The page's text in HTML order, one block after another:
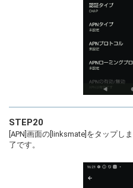
STEP20
[APN]画面の[linksmate]をタップし
了です。